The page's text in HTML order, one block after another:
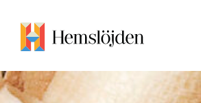
Om oss